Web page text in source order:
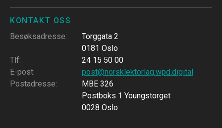
KONTAKT OSS
Besøksadresse:
Torggata 2
0181 Oslo
Tlf:
24 15 50 00
E-post:
post@norsklektorlag.wpd.digital
Postadresse:
MBE 326
Postboks 1 Youngstorget
0028 Oslo